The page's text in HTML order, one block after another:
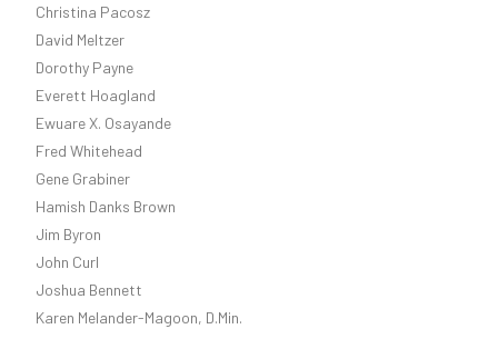
Christina Pacosz
David Meltzer
Dorothy Payne
Everett Hoagland
Ewuare X. Osayande
Fred Whitehead
Gene Grabiner
Hamish Danks Brown
Jim Byron
John Curl
Joshua Bennett
Karen Melander-Magoon, D.Min.